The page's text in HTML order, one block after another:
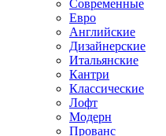
Современные
Евро
Английские
Дизайнерские
Итальянские
Кантри
Классические
Лофт
Модерн
Прованс